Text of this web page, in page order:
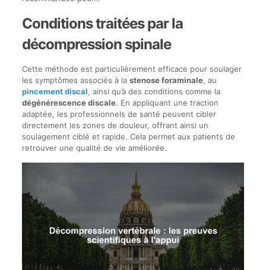
Conditions traitées par la
décompression spinale
Cette méthode est particulièrement efficace pour soulager
les symptômes associés à la stenose foraminale, au
pincement discal, ainsi qu’à des conditions comme la
dégénérescence discale. En appliquant une traction
adaptée, les professionnels de santé peuvent cibler
directement les zones de douleur, offrant ainsi un
soulagement ciblé et rapide. Cela permet aux patients de
retrouver une qualité de vie améliorée.